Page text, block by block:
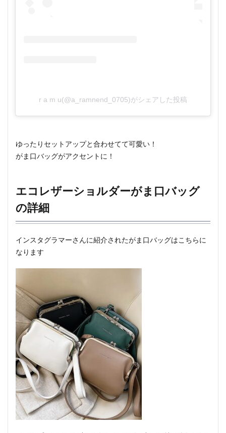
r a m u(@a_ramnend_0705)がシェアした投稿
ゆったりセットアップと合わせてて可愛い！
がま口バッグがアクセントに！
エコレザーショルダーがま口バッグ
の詳細
インスタグラマーさんに紹介されたがま口バッグはこちらに
なります